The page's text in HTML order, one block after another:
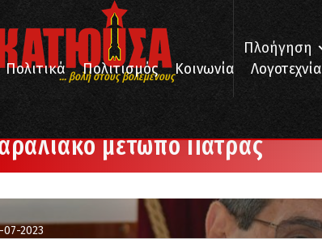
... βολή στους βολεμένους
Πλοήγηση
Πολιτικά Πολιτισμός Κοινωνία Λογοτεχνία
Παραλιακό μέτωπο Πάτρας
μέτωπο Πάτρας
07-2023